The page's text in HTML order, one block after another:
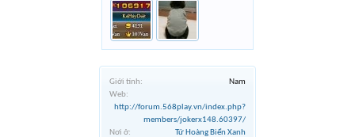
Giới tính:
Nam
Web:
http://forum.568play.vn/index.php?
members/jokerx148.60397/
Nơi ở:
Tứ Hoàng Biển Xanh